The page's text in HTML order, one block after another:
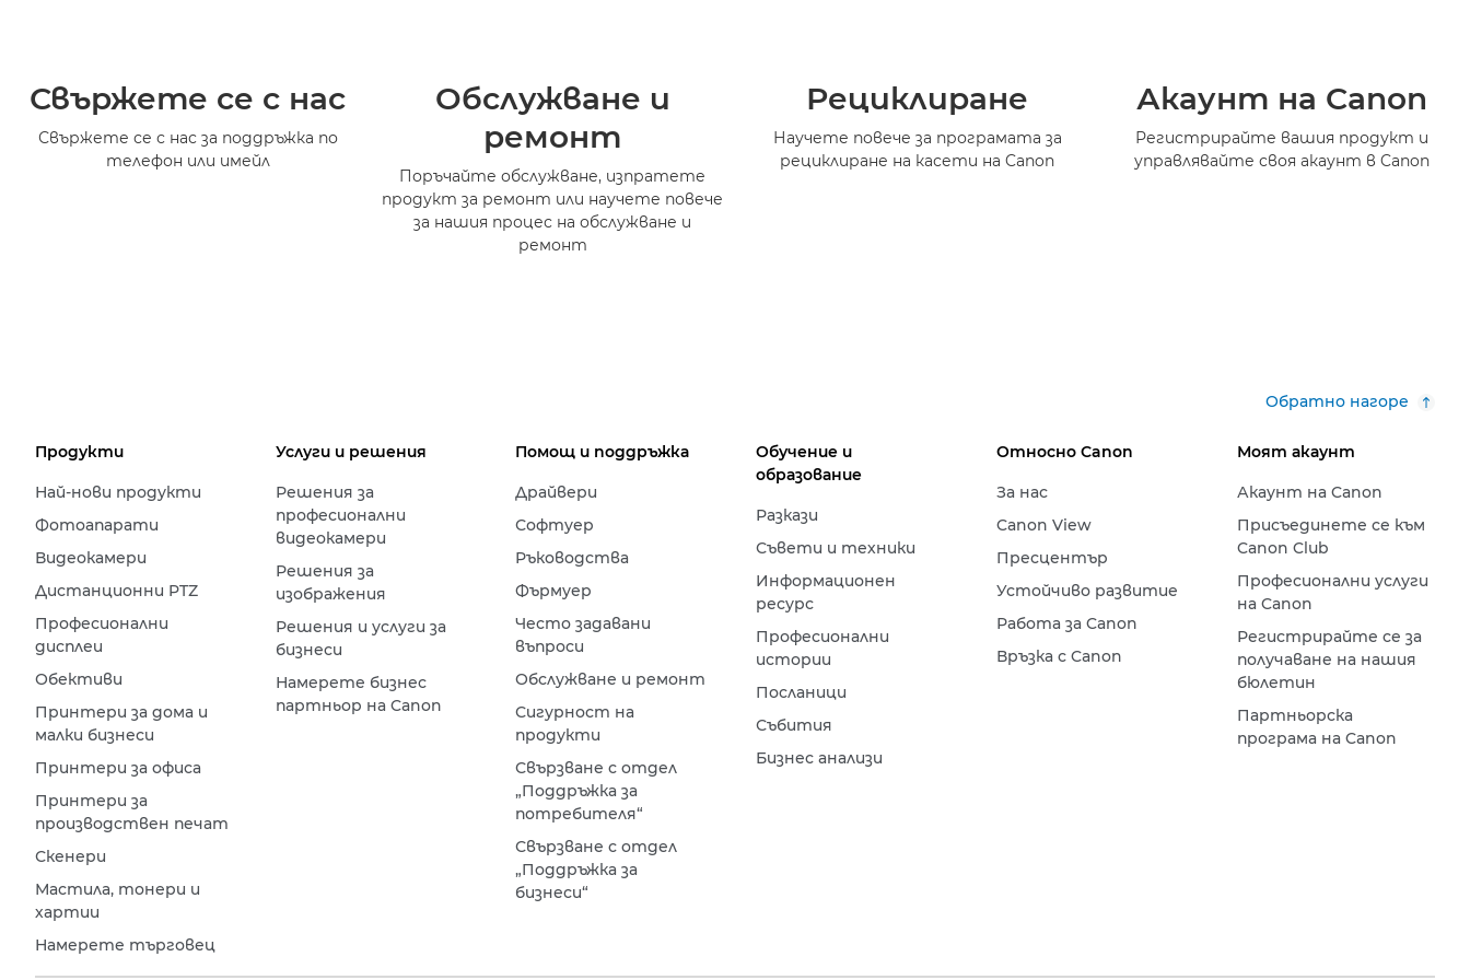
Свържете се с нас
Свържете се с нас за поддръжка по
телефон или имейл
Обслужване и
ремонт
Поръчайте обслужване, изпратете
продукт за ремонт или научете повече
за нашия процес на обслужване и
ремонт
Рециклиране
Научете повече за програмата за
рециклиране на касети на Canon
Акаунт на Canon
Регистрирайте вашия продукт и
управлявайте своя акаунт в Canon
Обратно нагоре
Продукти
Най-нови продукти
Фотоапарати
Видеокамери
Дистанционни PTZ
Професионални
дисплеи
Обективи
Принтери за дома и
малки бизнеси
Принтери за офиса
Принтери за
производствен печат
Скенери
Мастила, тонери и
хартии
Намерете търговец
Услуги и решения
Решения за
професионални
видеокамери
Решения за
изображения
Решения и услуги за
бизнеси
Намерете бизнес
партньор на Canon
Помощ и поддръжка
Драйвери
Софтуер
Ръководства
Фърмуер
Често задавани
въпроси
Обслужване и ремонт
Сигурност на
продукти
Свързване с отдел
„Поддръжка за
потребителя“
Свързване с отдел
„Поддръжка за
бизнеси“
Обучение и
образование
Разкази
Съвети и техники
Информационен
ресурс
Професионални
истории
Посланици
Събития
Бизнес анализи
Относно Canon
За нас
Canon View
Пресцентър
Устойчиво развитие
Работа за Canon
Връзка с Canon
Моят акаунт
Акаунт на Canon
Присъединете се към
Canon Club
Професионални услуги
на Canon
Регистрирайте се за
получаване на нашия
бюлетин
Партньорска
програма на Canon